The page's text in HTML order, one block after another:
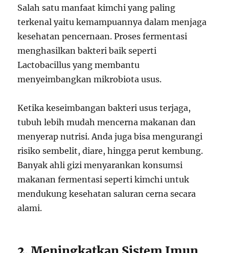
Salah satu manfaat kimchi yang paling
terkenal yaitu kemampuannya dalam menjaga
kesehatan pencernaan. Proses fermentasi
menghasilkan bakteri baik seperti
Lactobacillus yang membantu
menyeimbangkan mikrobiota usus.
Ketika keseimbangan bakteri usus terjaga,
tubuh lebih mudah mencerna makanan dan
menyerap nutrisi. Anda juga bisa mengurangi
risiko sembelit, diare, hingga perut kembung.
Banyak ahli gizi menyarankan konsumsi
makanan fermentasi seperti kimchi untuk
mendukung kesehatan saluran cerna secara
alami.